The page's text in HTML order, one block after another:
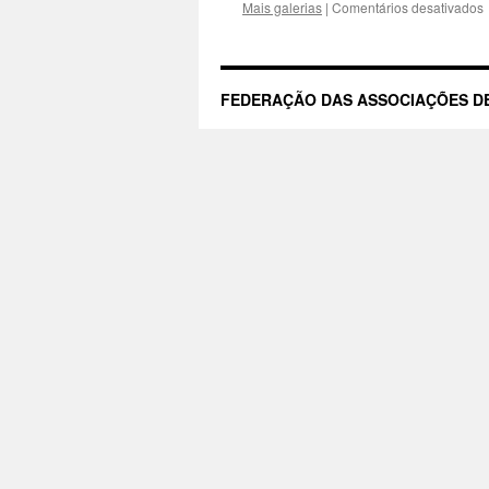
Mais galerias | Comentários desativados
FEDERAÇÃO DAS ASSOCIAÇÕES